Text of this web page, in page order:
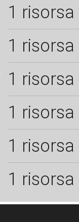
1 risorsa
1 risorsa
1 risorsa
1 risorsa
1 risorsa
1 risorsa